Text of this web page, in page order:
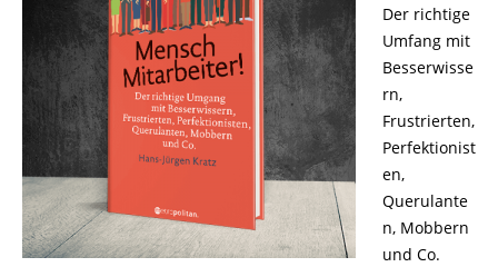
Der richtige
Umfang mit
Besserwisse
rn,
Frustrierten,
Perfektionist
en,
Querulante
n, Mobbern
und Co.